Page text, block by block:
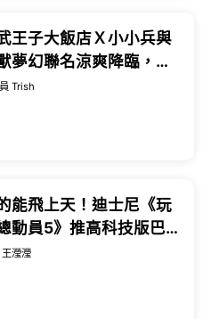
王子大飯店Ｘ小小兵與
夢幻聯名涼爽降臨，主
房、雙層下午茶與爆漿
Trish
能飛上天！迪士尼《玩
動員5》推高科技版巴
年，一鍵起降飛向宇宙
瀅瀅